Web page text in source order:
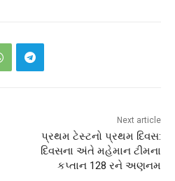
Next article
પ્રથમ ટેસ્ટનો પ્રથમ દિવસ:
દિવસના અંતે મહેમાન ટીમના
કપ્તાન 128 રને અણનમ